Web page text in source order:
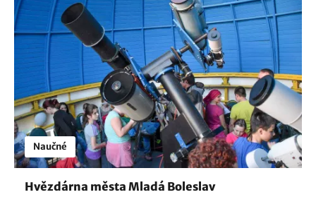
Naučné
Hvězdárna města Mladá Boleslav